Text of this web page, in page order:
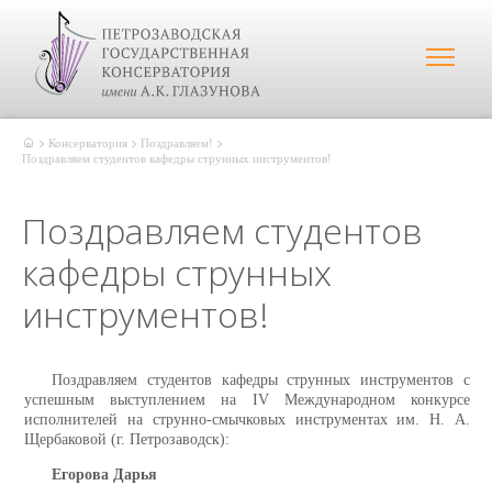
Консерватория
Поздравляем!
Поздравляем студентов кафедры струнных инструментов!
Поздравляем студентов
кафедры струнных
инструментов!
Поздравляем студентов кафедры струнных инструментов с
успешным выступлением на IV Международном конкурсе
исполнителей на струнно-смычковых инструментах им. Н. А.
Щербаковой (г. Петрозаводск):
Егорова Дарья